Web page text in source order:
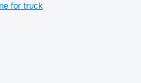
for truck